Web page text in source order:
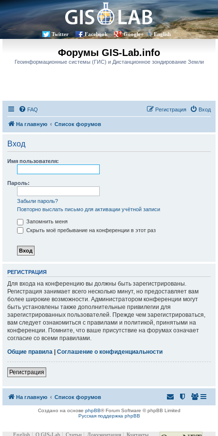
Twitter Facebook Google+ English
Форумы GIS-Lab.info
Геоинформационные системы (ГИС) и Дистанционное зондирование Земли
FAQ Вход
Регистрация
На главную Список форумов
Вход
Имя пользователя:
Пароль:
Забыли пароль?
Повторно выслать письмо для активации учётной записи
Запомнить меня
Скрыть моё пребывание на конференции в этот раз
РЕГИСТРАЦИЯ
Для входа на конференцию вы должны быть зарегистрированы.
Регистрация занимает всего несколько минут, но предоставляет вам
более широкие возможности. Администратором конференции могут
быть установлены также дополнительные привилегии для
зарегистрированных пользователей. Прежде чем зарегистрироваться,
вам следует ознакомиться с правилами и политикой, принятыми на
конференции. Помните, что ваше присутствие на форумах означает
согласие со всеми правилами.
Общие правила | Соглашение о конфиденциальности
Регистрация
На главную Список форумов
Создано на основе phpBB® Forum Software © phpBB Limited
Русская поддержка phpBB
English О GIS-Lab Статьи Документация Контакты